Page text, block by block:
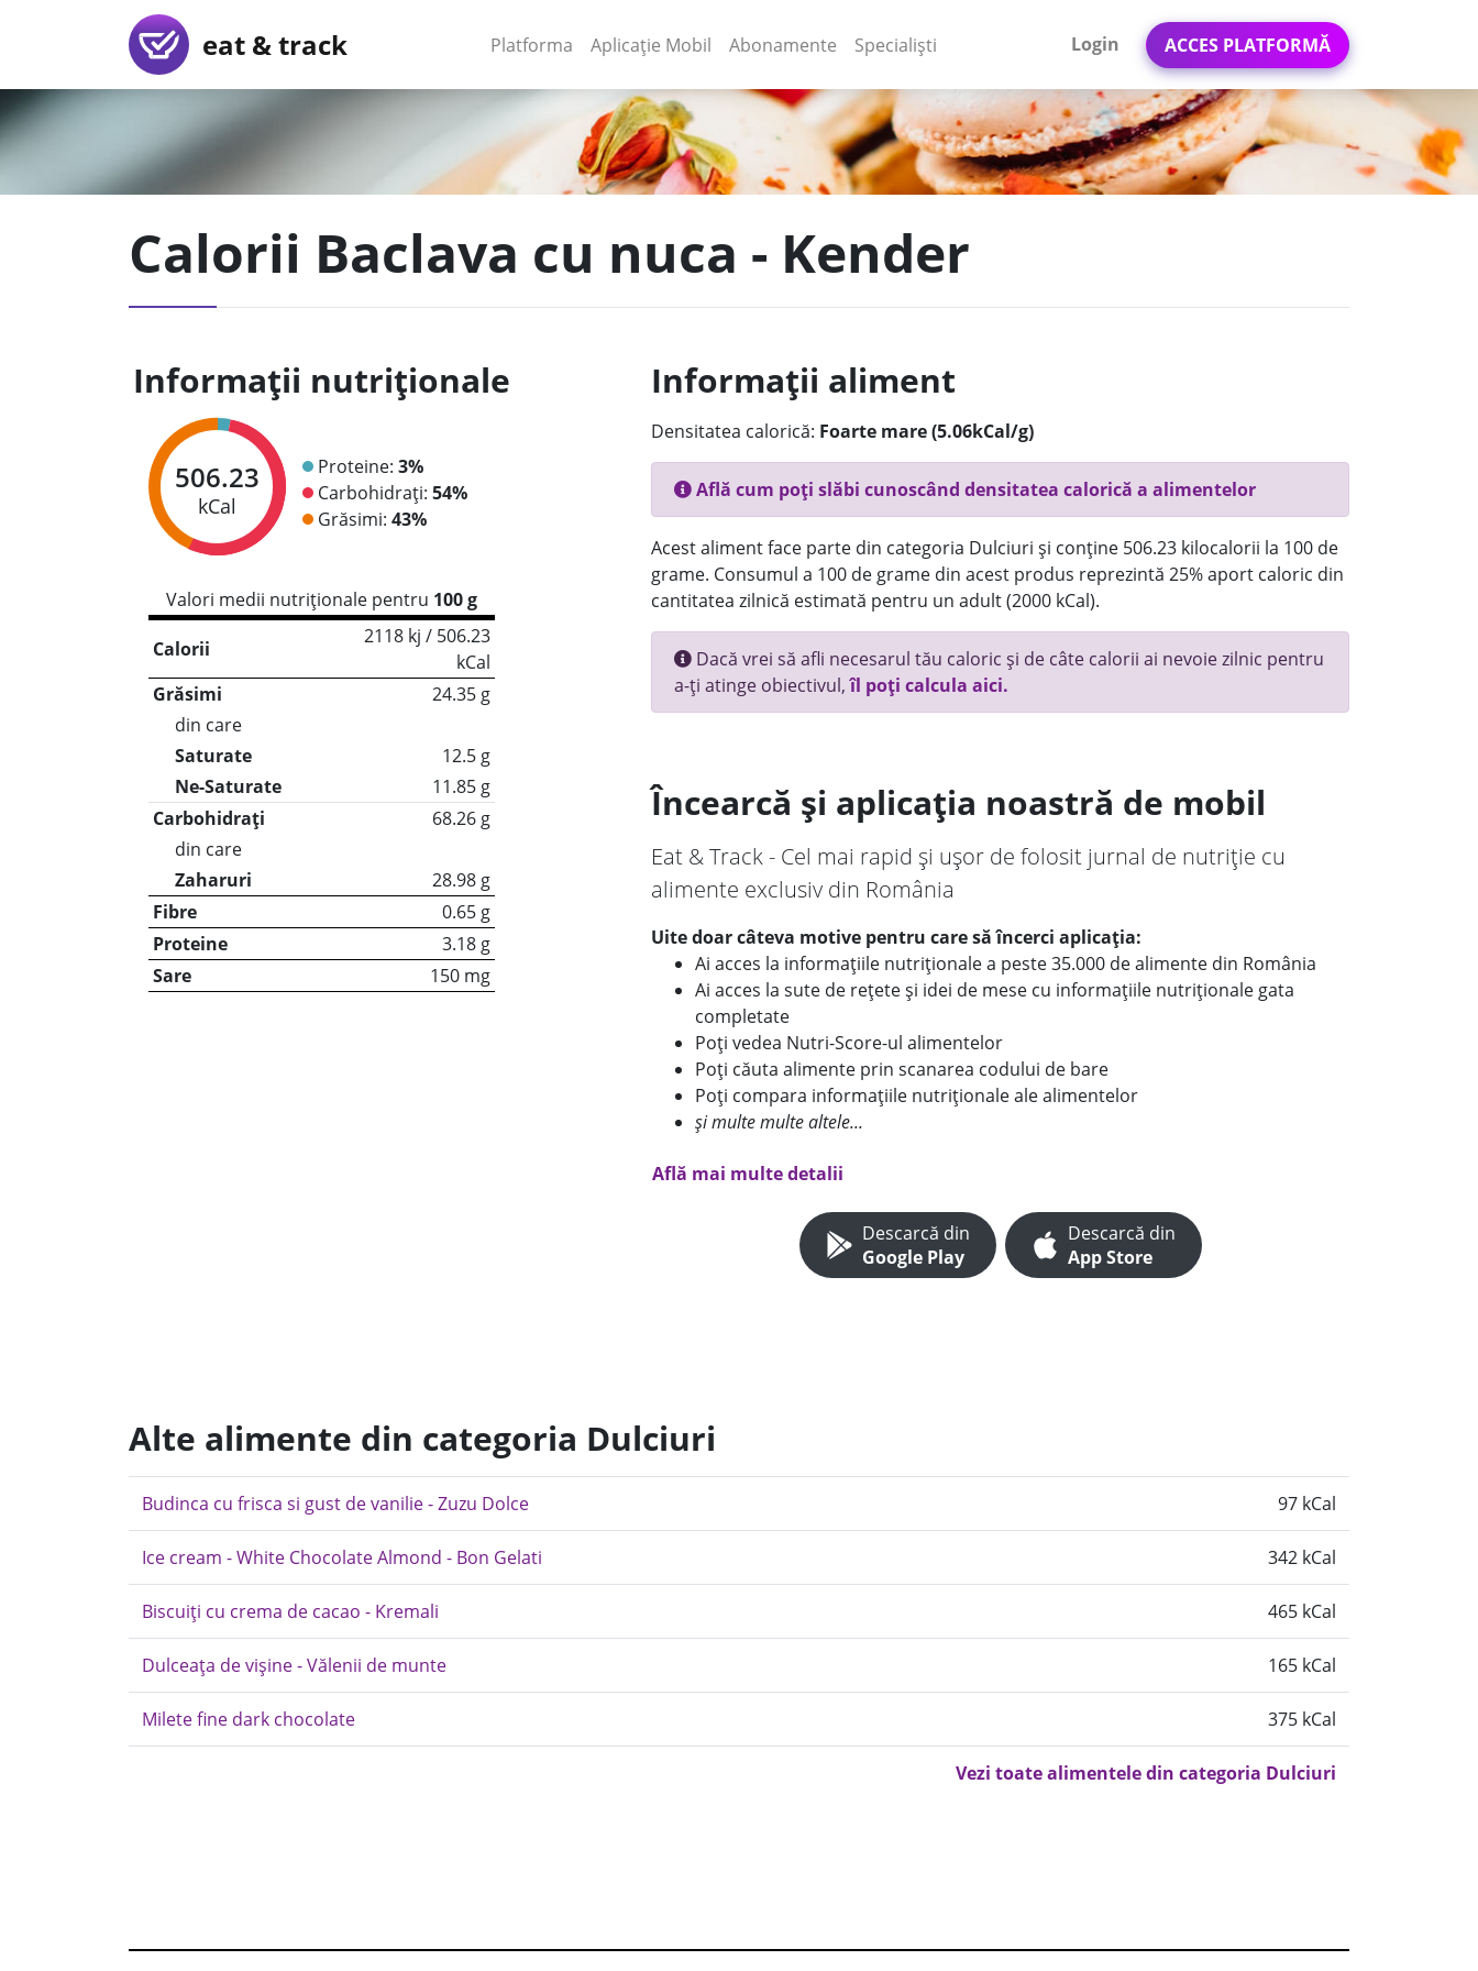
eat & track Platforma (current)
Aplicație Mobil (current)
Abonamente Specialiști Login ACCES PLATFORMĂ
Calorii Baclava cu nuca - Kender
Informații nutriționale
506.23
kCal
Proteine: 3%
Carbohidrați: 54%
Grăsimi: 43%
Valori medii nutriționale pentru 100 g
Calorii
2118 kj / 506.23
kCal
Grăsimi
24.35 g
din care
Saturate
12.5 g
Ne-Saturate
11.85 g
Carbohidrați
68.26 g
din care
Zaharuri
28.98 g
Fibre
0.65 g
Proteine
3.18 g
Sare
150 mg
Informații aliment
Densitatea calorică: Foarte mare (5.06kCal/g)
Află cum poți slăbi cunoscând densitatea calorică a alimentelor
Acest aliment face parte din categoria Dulciuri și conține 506.23 kilocalorii la 100 de
grame. Consumul a 100 de grame din acest produs reprezintă 25% aport caloric din
cantitatea zilnică estimată pentru un adult (2000 kCal).
Dacă vrei să afli necesarul tău caloric și de câte calorii ai nevoie zilnic pentru
a-ți atinge obiectivul,îl poți calcula aici.
Încearcă și aplicația noastră de mobil
Eat & Track - Cel mai rapid și ușor de folosit jurnal de nutriție cu
alimente exclusiv din România
Uite doar câteva motive pentru care să încerci aplicația:
Ai acces la informațiile nutriționale a peste 35.000 de alimente din România
Ai acces la sute de rețete și idei de mese cu informațiile nutriționale gata
completate
Poți vedea Nutri-Score-ul alimentelor
Poți căuta alimente prin scanarea codului de bare
Poți compara informațiile nutriționale ale alimentelor
și multe multe altele...
Află mai multe detalii
Descarcă din
Google Play
Descarcă din
App Store
Alte alimente din categoria Dulciuri
Budinca cu frisca si gust de vanilie - Zuzu Dolce 97 kCal
Ice cream - White Chocolate Almond - Bon Gelati 342 kCal
Biscuiți cu crema de cacao - Kremali 465 kCal
Dulceața de vișine - Vălenii de munte 165 kCal
Milete fine dark chocolate 375 kCal
Vezi toate alimentele din categoria Dulciuri